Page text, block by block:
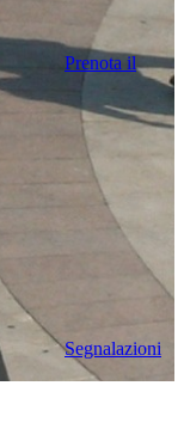
Prenota il
Segnalazioni